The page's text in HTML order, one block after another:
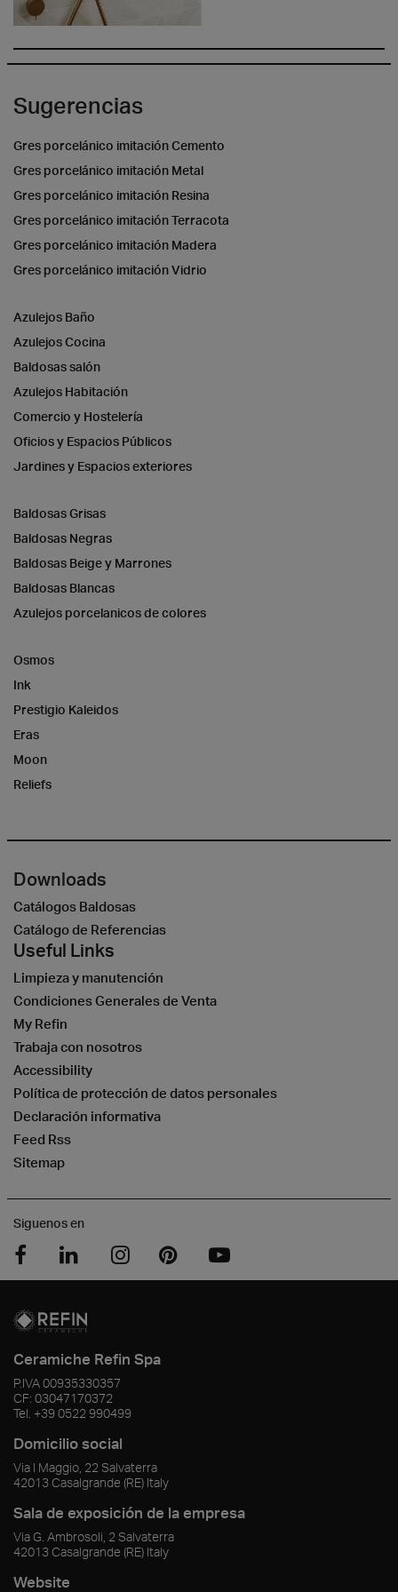
Sugerencias
Gres porcelánico imitación Cemento
Gres porcelánico imitación Metal
Gres porcelánico imitación Resina
Gres porcelánico imitación Terracota
Gres porcelánico imitación Madera
Gres porcelánico imitación Vidrio
Azulejos Baño
Azulejos Cocina
Baldosas salón
Azulejos Habitación
Comercio y Hostelería
Oficios y Espacios Públicos
Jardines y Espacios exteriores
Baldosas Grisas
Baldosas Negras
Baldosas Beige y Marrones
Baldosas Blancas
Azulejos porcelanicos de colores
Osmos
Ink
Prestigio Kaleidos
Eras
Moon
Reliefs
Downloads
Catálogos Baldosas
Catálogo de Referencias
Useful Links
Limpieza y manutención
Condiciones Generales de Venta
My Refin
Trabaja con nosotros
Accessibility
Política de protección de datos personales
Declaración informativa
Feed Rss
Sitemap
Siguenos en
Ceramiche Refin Spa
P.IVA00935330357
CF: 03047170372
Tel. +39 0522 990499
Domicilio social
Via I Maggio, 22 Salvaterra
42013 Casalgrande (RE) Italy
Sala de exposición de la empresa
Via G. Ambrosoli, 2 Salvaterra
42013 Casalgrande (RE) Italy
Website